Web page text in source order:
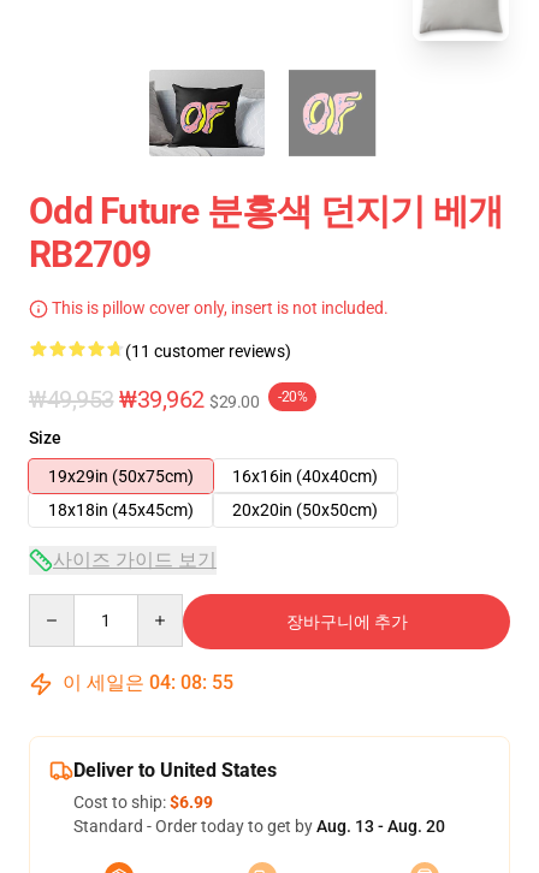
Odd Future 분홍색 던지기 베개
RB2709
This is pillow cover only, insert is not included.
(11 customer reviews)
₩49,953 ₩39,962 $29.00 -20%
Size
19x29in (50x75cm)
16x16in (40x40cm)
18x18in (45x45cm)
20x20in (50x50cm)
사이즈 가이드 보기
장바구니에 추가
이 세일은 04: 08: 54
Deliver to United States
Cost to ship:$6.99
Standard - Order today to get byAug. 13 - Aug. 20